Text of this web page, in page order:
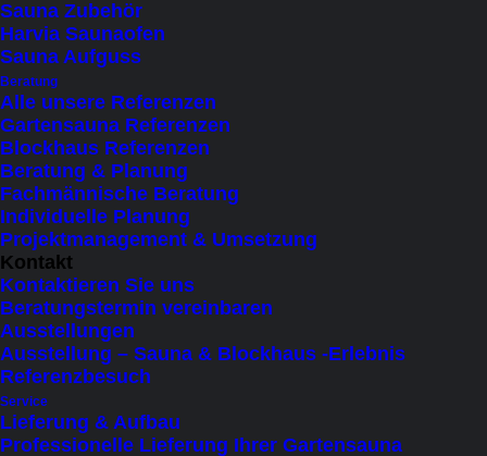
Sauna Zubehör
Harvia Saunaofen
Sauna Aufguss
Beratung
Alle unsere Referenzen
Gartensauna Referenzen
Blockhaus Referenzen
Beratung & Planung
Fachmännische Beratung
Individuelle Planung
Projektmanagement & Umsetzung
Kontakt
Kontaktieren Sie uns
Beratungstermin vereinbaren
Ausstellungen
Ausstellung – Sauna & Blockhaus -Erlebnis
Referenzbesuch
Service
Lieferung & Aufbau
Professionelle Lieferung Ihrer Gartensauna
NACH BELIEBTHEIT SORTIERT
NACH AKTUALITÄT SORTIEREN
NACH PREIS SORTIEREN: AUFSTEIGEND
11 items
× Close
Produktkategorie
Kapazität
1 Person liegend
bis 3 Personen (sitzend)(2)